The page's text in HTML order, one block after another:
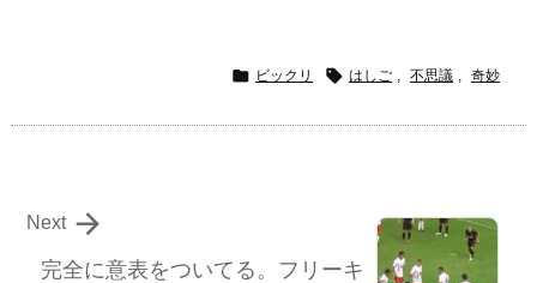
 ビックリ  はしご 不思議 奇妙
完全に意表をついてる。フリーキ

Next